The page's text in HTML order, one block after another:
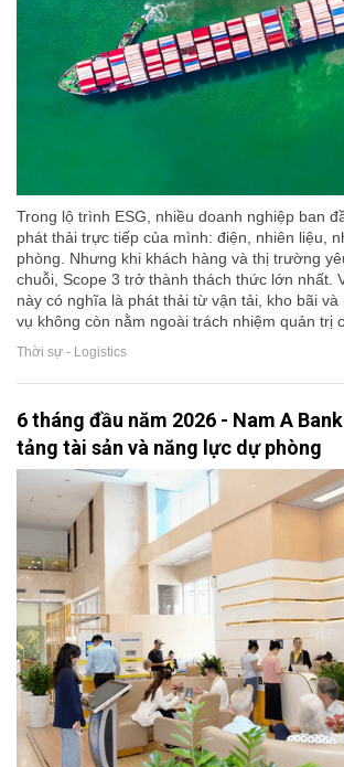
Trong lộ trình ESG, nhiều doanh nghiệp ban
phát thải trực tiếp của mình: điện, nhiên liệu,
phòng. Nhưng khi khách hàng và thị trường
chuỗi, Scope 3 trở thành thách thức lớn nhất.
này có nghĩa là phát thải từ vận tải, kho bãi và
vụ không còn nằm ngoài trách nhiệm quản trị
Thời sự - Logistics
6 tháng đầu năm 2026 - Nam A
tảng tài sản và năng lực dự phòng